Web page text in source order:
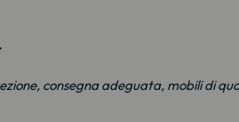
consegna adeguata, mobili di